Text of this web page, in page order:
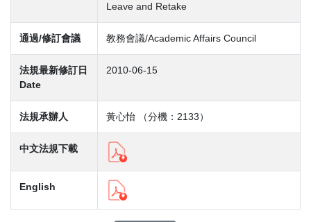
Leave and Retake
通過/修訂會議 教務會議/Academic Affairs Council
法規最新修訂日
Date
2010-06-15
法規承辦人 黃心怡 （分機：2133）
中文法規下載
English